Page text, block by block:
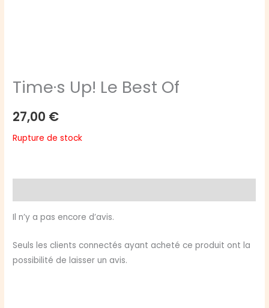
Time·s Up! Le Best Of
27,00 €
Rupture de stock
Il n’y a pas encore d’avis.
Seuls les clients connectés ayant acheté ce produit ont la
possibilité de laisser un avis.